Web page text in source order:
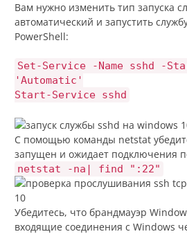
Вам нужно изменить тип запуска
автоматический и запустить
PowerShell:
Set-Service -Name sshd -
'Automatic'
Start-Service sshd
С помощью команды netstat
запущен и ожидает подключения
netstat -na| find ":22"
Убедитесь, что брандмауэр
входящие соединения с Windows